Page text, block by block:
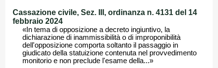
Cassazione civile, Sez. III, ordinanza n. 4131 del 14
febbraio 2024
«In tema di opposizione a decreto ingiuntivo, la
dichiarazione di inammissibilità o di improponibilità
dell'opposizione comporta soltanto il passaggio in
giudicato della statuizione contenuta nel provvedimento
monitorio e non preclude l'esame della...»